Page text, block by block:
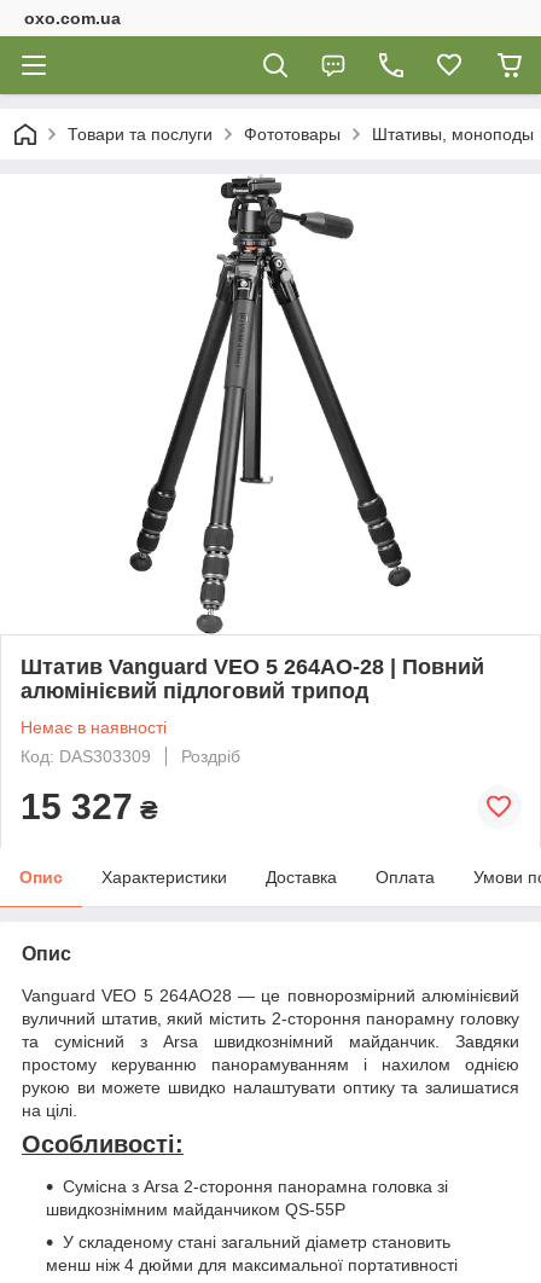
oxo.com.ua
Товари та послуги Фототовары Штативы, моноподы
Штатив Vanguard VEO 5 264AO-28 | Повний
алюмінієвий підлоговий трипод
Немає в наявності
Код: DAS303309
Роздріб
15 327 ₴
Опис Характеристики Доставка Оплата Умови
Опис
Vanguard VEO 5 264AO28 — це повнорозмірний алюмінієвий
вуличний штатив, який містить 2-стороння панорамну головку
та сумісний з Arsa швидкознімний майданчик. Завдяки
простому керуванню панорамуванням і нахилом однією
рукою ви можете швидко налаштувати оптику та залишатися
на цілі.
Особливості:
Сумісна з Arsa 2-стороння панорамна головка зі
швидкознімним майданчиком QS-55P
У складеному стані загальний діаметр становить
менш ніж 4 дюйми для максимальної портативності